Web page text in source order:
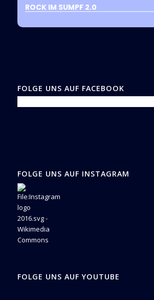
ROCK IM SUMPF 2.0
FOLGE UNS AUF FACEBOOK
FOLGE UNS AUF INSTAGRAM
FOLGE UNS AUF YOUTUBE